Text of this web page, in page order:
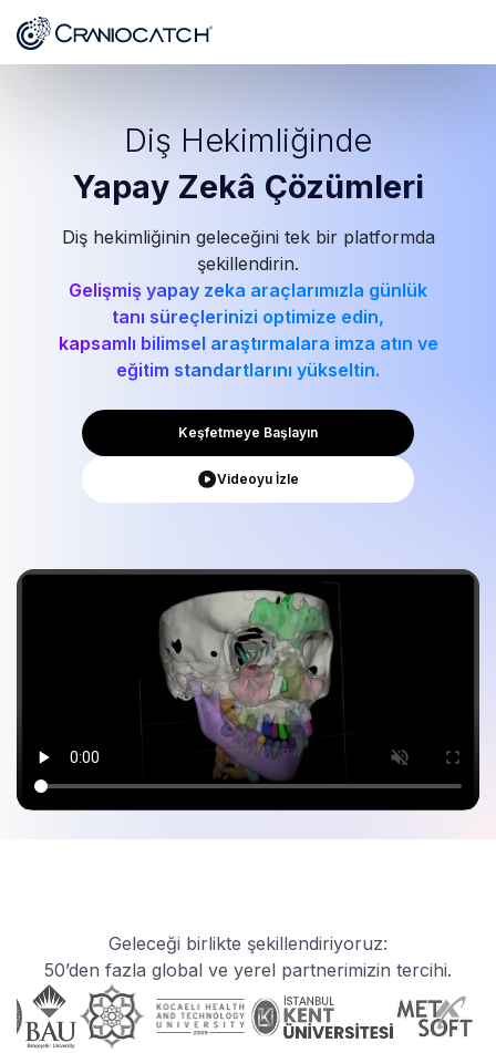
Diş Hekimliğinde
Yapay Zekâ Çözümleri
Diş hekimliğinin geleceğini tek bir platformda
şekillendirin.
Gelişmiş yapay zeka araçlarımızla günlük
tanı süreçlerinizi optimize edin,
kapsamlı bilimsel araştırmalara imza atın ve
eğitim standartlarını yükseltin.
Keşfetmeye Başlayın
Videoyu İzle
Geleceği birlikte şekillendiriyoruz:
50’den fazla global ve yerel partnerimizin tercihi.